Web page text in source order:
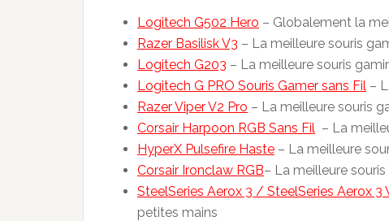
Logitech G502 Hero – Globalement la
Razer Basilisk V3 – La meilleure souris
Logitech G203 – La meilleure souris
Logitech G PRO Souris Gamer sans Fil –
Razer Viper V2 Pro – La meilleure souris
Corsair Harpoon RGB Sans Fil – La
HyperX Pulsefire Haste – La meilleure
Corsair Ironclaw RGB– La meilleure
SteelSeries Aerox 3 / SteelSeries Aerox 3
petites mains